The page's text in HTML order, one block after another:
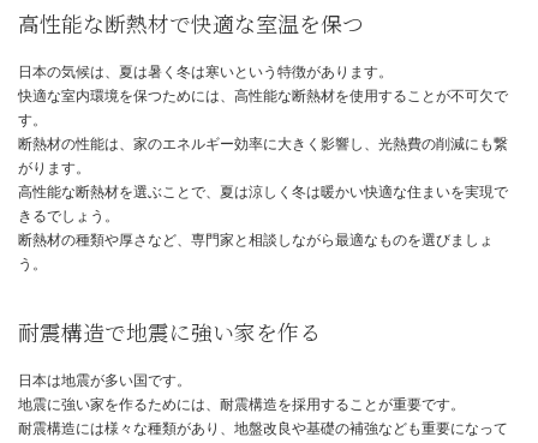
西洋の家を建てる際のポイント